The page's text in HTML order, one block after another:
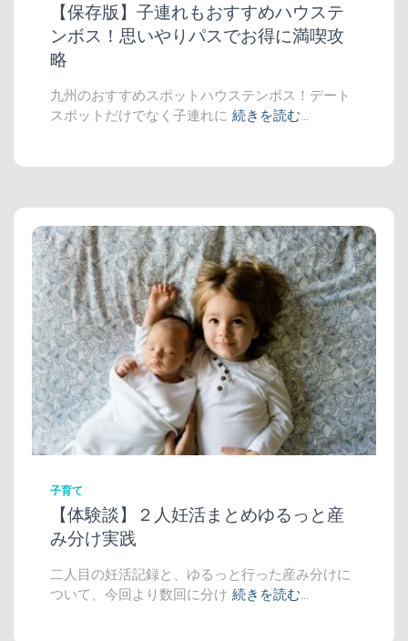
【保存版】子連れもおすすめハウステ
ンボス！思いやりパスでお得に満喫攻
略
九州のおすすめスポットハウステンボス！デート
スポットだけでなく子連れに 続きを読む…
子育て
【体験談】２人妊活まとめゆるっと産
み分け実践
二人目の妊活記録と、ゆるっと行った産み分けに
ついて、今回より数回に分け 続きを読む…